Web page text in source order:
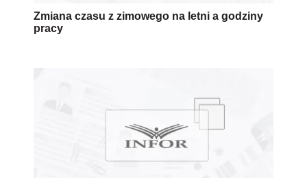
Zmiana czasu z zimowego na letni a godziny
pracy